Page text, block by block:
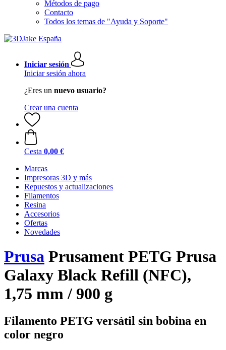
Métodos de pago
Contacto
Todos los temas de "Ayuda y Soporte"
Iniciar sesión
Iniciar sesión ahora
¿Eres un nuevo usuario?
Crear una cuenta
Cesta 0,00 €
Marcas
Impresoras 3D y más
Repuestos y actualizaciones
Filamentos
Resina
Accesorios
Ofertas
Novedades
Prusa Prusament PETG Prusa
Galaxy Black Refill (NFC),
1,75 mm / 900 g
Filamento PETG versátil sin bobina en
color negro